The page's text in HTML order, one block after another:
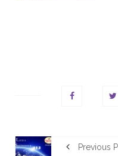
Previous